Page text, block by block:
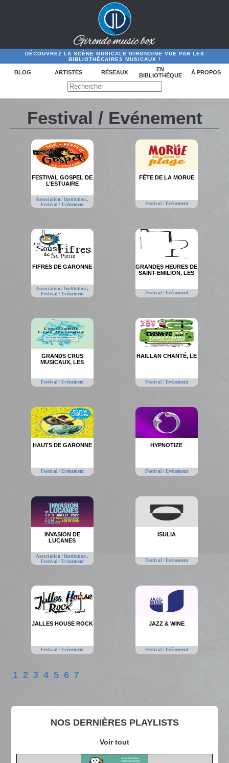
DÉCOUVREZ LA SCÈNE MUSICALE GIRONDINE VUE PAR LES
BIBLIOTHÉCAIRES MUSICAUX !
BLOG ARTISTES RÉSEAUX
EN
BIBLIOTHÈQUE
À PROPOS
NOS DERNIÈRES PLAYLISTS
Voir tout
Festival / Evénement
FESTIVAL GOSPEL DE
L’ESTUAIRE
Association / Institution,
Festival / Evénement
FÊTE DE LA MORUE
Festival / Evénement
FIFRES DE GARONNE
Association / Institution,
Festival / Evénement
GRANDES HEURES DE
SAINT-ÉMILION, LES
Festival / Evénement
GRANDS CRUS
MUSICAUX, LES
Festival / Evénement
HAILLAN CHANTÉ, LE
Festival / Evénement
HAUTS DE GARONNE
Festival / Evénement
HYPNOTIZE
Festival / Evénement
INVASION DE
LUCANES
Association / Institution,
Festival / Evénement
ISULIA
Festival / Evénement
JALLES HOUSE ROCK
Festival / Evénement
JAZZ & WINE
Festival / Evénement
1 2 3 4 5 6 7